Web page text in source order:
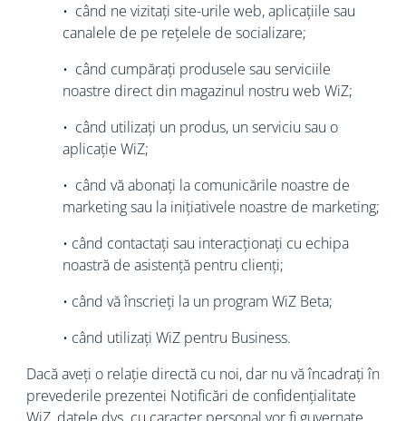
• când ne vizitați site-urile web, aplicațiile sau
canalele de pe rețelele de socializare;
• când cumpărați produsele sau serviciile
noastre direct din magazinul nostru web WiZ;
• când utilizați un produs, un serviciu sau o
aplicație WiZ;
• când vă abonați la comunicările noastre de
marketing sau la inițiativele noastre de marketing;
• când contactați sau interacționați cu echipa
noastră de asistență pentru clienți;
• când vă înscrieți la un program WiZ Beta;
• când utilizați WiZ pentru Business.
Dacă aveți o relație directă cu noi, dar nu vă încadrați în
prevederile prezentei Notificări de confidențialitate